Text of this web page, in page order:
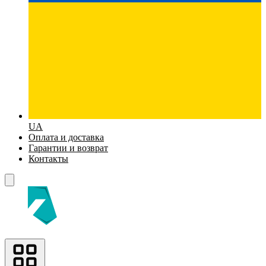
UA
Оплата и доставка
Гарантии и возврат
Контакты